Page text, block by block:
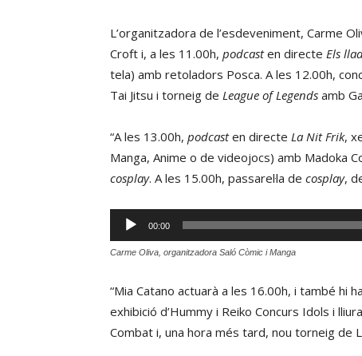
L’organitzadora de l’esdeveniment, Carme
Croft i, a les 11.00h, podcasten directe Els
tela) amb retoladors Posca. A les 12.00h,
Tai Jitsu i torneig de League of Legends amb
“A les 13.00h, podcasten directe La Nit Frik,
Manga, Anime o de videojocs) amb Madoka
cosplay. A les 15.00h, passarel·la de cosplay,
Reproductor
d'àudio
00:00
Carme Oliva, organitzadora Saló Còmic i Manga
“Mia Catano actuarà a les 16.00h, i també hi
exhibició d’Hummy i Reiko Concurs Idols i
Combat i, una hora més tard, nou torneig de